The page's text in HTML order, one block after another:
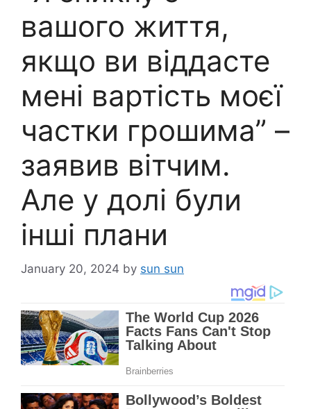
вашого життя,
якщо ви віддасте
мені вартість моєї
частки грошима” –
заявив вітчим.
Але у долі були
інші плани
January 20, 2024 by sun sun